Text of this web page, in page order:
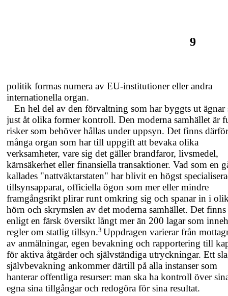
9
politik formas numera av EU-institutionereller andra
internationella organ.
En hel del av den förvaltning som har byggts ut ägnar
just åt olika former kontroll. Den moderna samhället är
risker som behöver hållas under uppsyn. Det finns därför
många organ som har till uppgift att bevaka olika
verksamheter, vare sig det gäller brandfaror, livsmedel,
kärnsäkerhet eller finansiella transaktioner. Vad som en
kallades "nattväktarstaten" har blivit en högst
tillsynsapparat, officiella ögon som mer eller mindre
framgångsrikt plirar runt omkring sig och spanar in i
hörn och skrymslen av det moderna samhället. Det finns
enligt en färsk översikt långt mer än 200 lagar som
regler om statlig tillsyn.3 Uppdragen varierar från
av anmälningar, egen bevakning och rapportering till
för aktiva åtgärder och självständiga utryckningar. Ett
självbevakning ankommer därtill på alla instanser som
hanterar offentliga resurser: man ska ha kontroll över
egna sina tillgångar och redogöra för sina resultat.